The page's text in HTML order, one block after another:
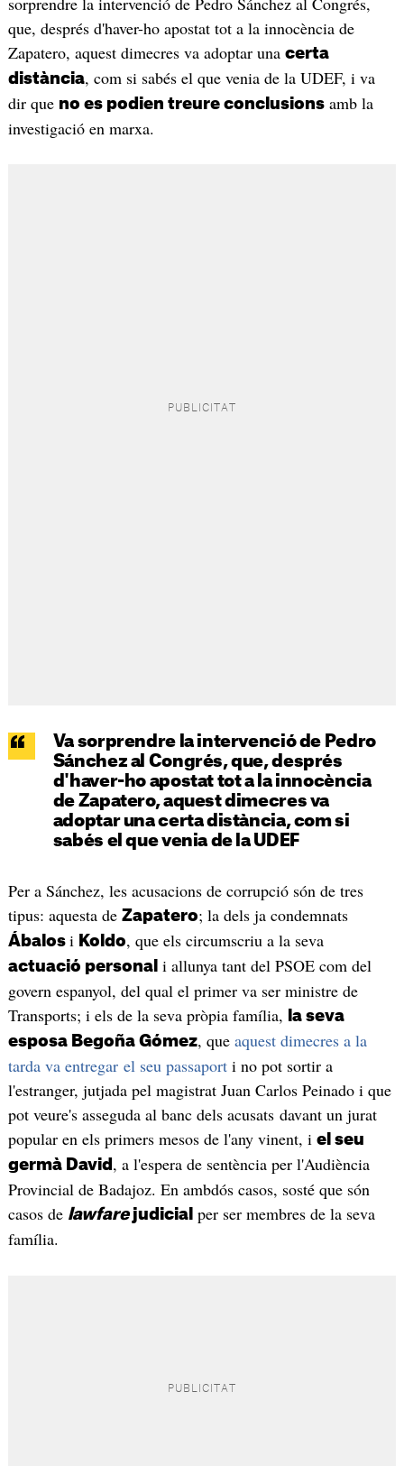
que, després d'haver-ho apostat tot a la innocència de
Zapatero, aquest dimecres va adoptar una certa
distància, com si sabés el que venia de la UDEF, i va
dir que no es podien treure conclusionsamb la
investigació en marxa.
Va sorprendre la intervenció de Pedro
Sánchez al Congrés, que, després
d'haver-ho apostat tot a la innocència
de Zapatero, aquest dimecres va
adoptar una certa distància, com si
sabés el que venia de la UDEF
Per a Sánchez, les acusacions de corrupció són de tres
tipus: aquesta de Zapatero; la dels ja condemnats
Ábalos i Koldo, que els circumscriu a la seva
actuació personal i allunya tant del PSOE com del
govern espanyol, del qual el primer va ser ministre de
Transports; i els de la seva pròpia família,
la seva
esposa Begoña Gómez, que aquest dimecres a la
tarda va entregar el seu passaporti no pot sortir a
l'estranger, jutjada pel magistrat Juan Carlos Peinado i que
pot veure's asseguda al banc dels acusats davant un jurat
popular en els primers mesos de l'any vinent, i el seu
germà David , a l'espera de sentència per l'Audiència
Provincial de Badajoz. En ambdós casos, sosté que són
casos de lawfarejudicial per ser membres de la seva
família.